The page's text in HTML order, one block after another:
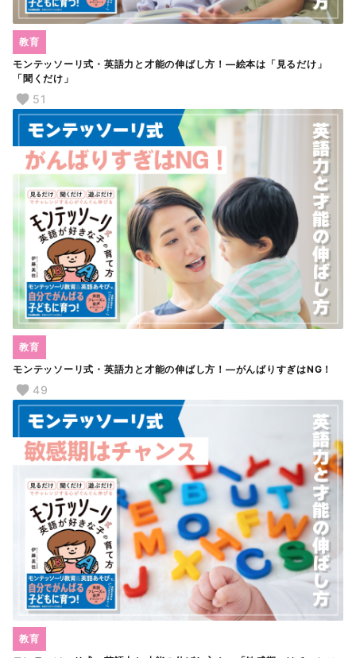
モンテッソーリ式・英語力と才能の伸ばし方！―絵本は「見るだけ」
「聞くだけ」
教育
51
モンテッソーリ式・英語力と才能の伸ばし方！―がんばりすぎはNG！
教育
49
教育